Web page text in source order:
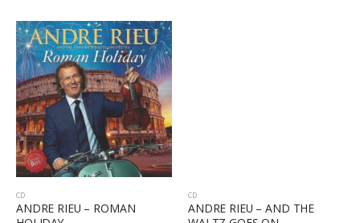
CD
ANDRE RIEU – ROMAN
CD
ANDRE RIEU – AND THE